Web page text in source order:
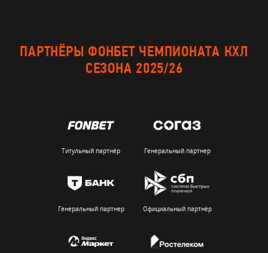
ПАРТНЁРЫ ФОНБЕТ ЧЕМПИОНАТА КХЛ
СЕЗОНА 2025/26
Титульный партнёр Генеральный партнер
Генеральный партнер Официальный партнёр